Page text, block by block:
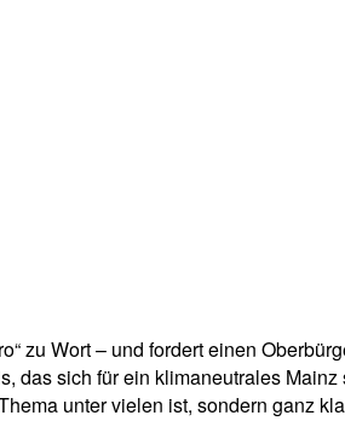
Wort – und fordert einen
das sich für ein klimaneutrales
unter vielen ist, sondern ganz